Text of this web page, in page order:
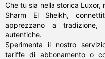
Che tu sia nella storica Luxor,
Sharm El Sheikh,
apprezzano la
autentiche.
Sperimenta il nostro
tariffe di abbonamento o